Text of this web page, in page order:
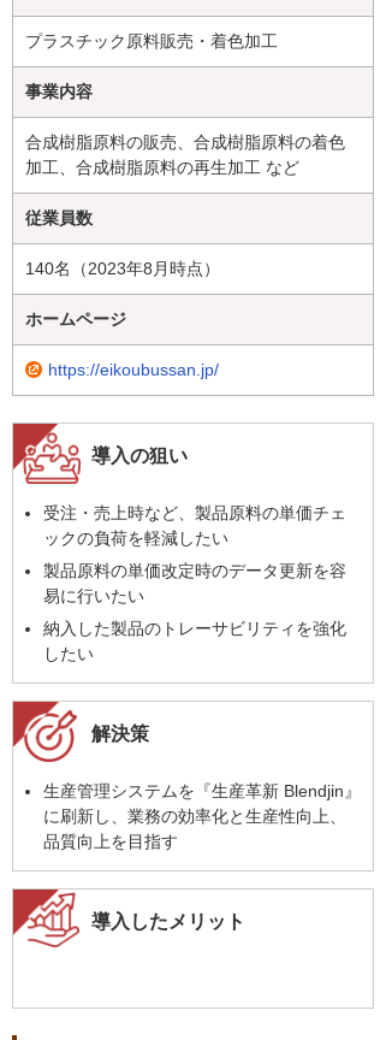
プラスチック原料販売・着色加工
事業内容
合成樹脂原料の販売、合成樹脂原料の着色
加工、合成樹脂原料の再生加工 など
従業員数
140名（2023年8月時点）
ホームページ
https://eikoubussan.jp/
導入の狙い
受注・売上時など、製品原料の単価チェ
ックの負荷を軽減したい
製品原料の単価改定時のデータ更新を容
易に行いたい
納入した製品のトレーサビリティを強化
したい
解決策
生産管理システムを『生産革新 Blendjin』
に刷新し、業務の効率化と生産性向上、
品質向上を目指す
導入したメリット